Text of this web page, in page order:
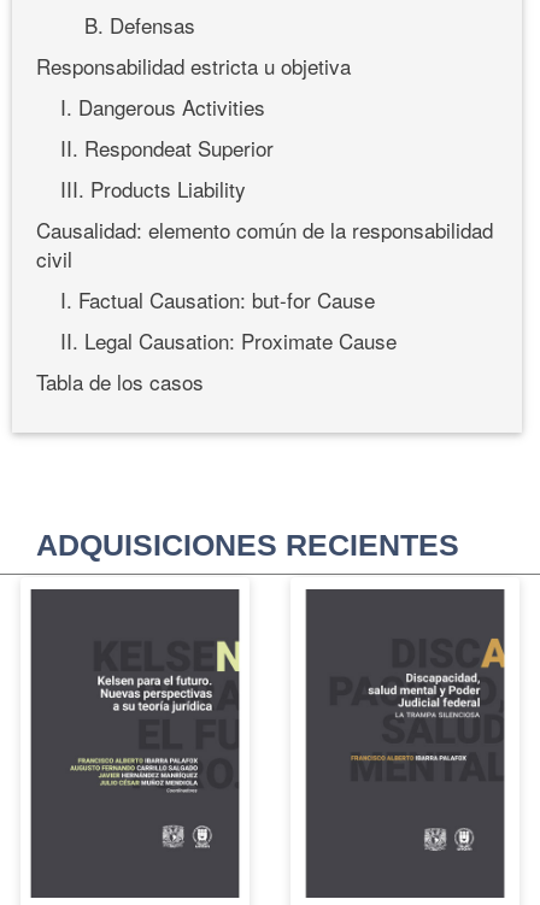
B. Defensas
Responsabilidad estricta u objetiva
I. Dangerous Activities
II. Respondeat Superior
III. Products Liability
Causalidad: elemento común de la responsabilidad
civil
I. Factual Causation: but-for Cause
II. Legal Causation: Proximate Cause
Tabla de los casos
ADQUISICIONES RECIENTES